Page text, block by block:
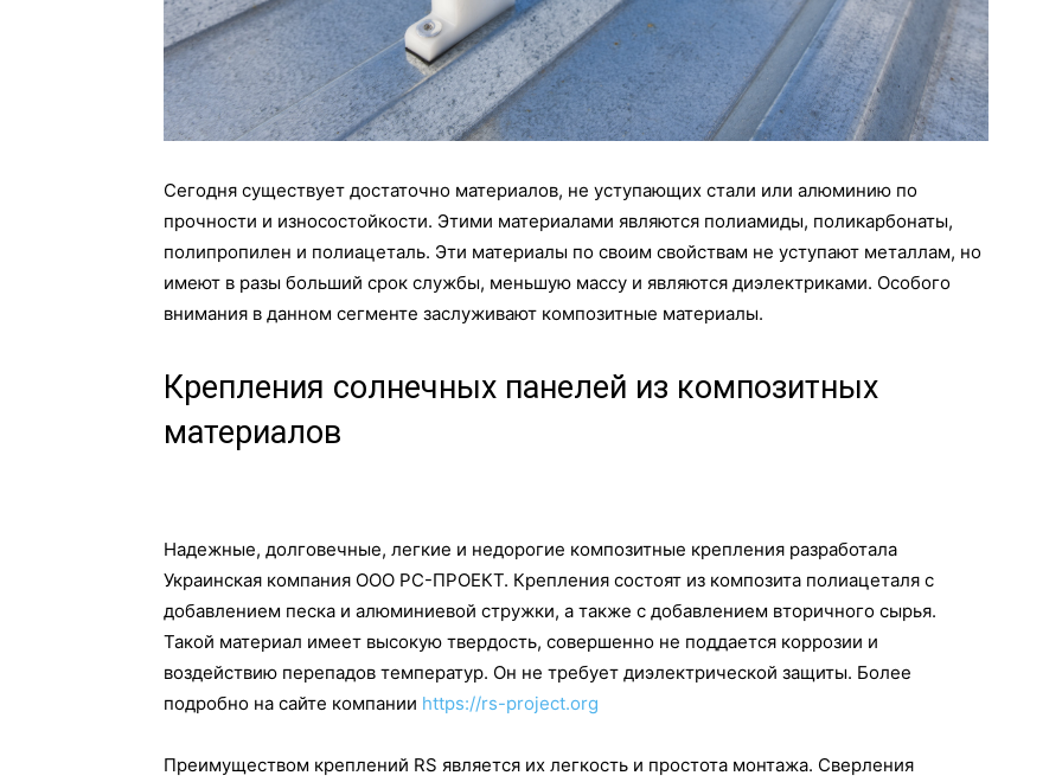
Сегодня существует достаточно материалов, не уступающих стали или алюминию по
прочности и износостойкости. Этими материалами являются полиамиды, поликарбонаты,
полипропилен и полиацеталь. Эти материалы по своим свойствам не уступают металлам, но
имеют в разы больший срок службы, меньшую массу и являются диэлектриками. Особого
внимания в данном сегменте заслуживают композитные материалы.
Крепления солнечных панелей из композитных
материалов
Надежные, долговечные, легкие и недорогие композитные крепления разработала
Украинская компания ООО РС-ПРОЕКТ. Крепления состоят из композита полиацеталя с
добавлением песка и алюминиевой стружки, а также с добавлением вторичного сырья.
Такой материал имеет высокую твердость, совершенно не поддается коррозии и
воздействию перепадов температур. Он не требует диэлектрической защиты. Более
подробно на сайте компании https://rs-project.org
Преимуществом креплений RS является их легкость и простота монтажа. Сверления